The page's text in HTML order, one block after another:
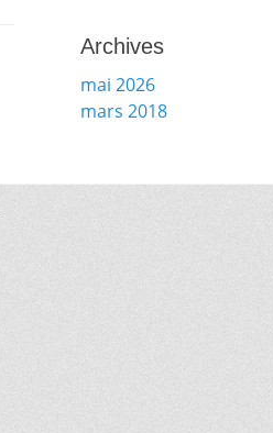
Archives
mai 2026
mars 2018